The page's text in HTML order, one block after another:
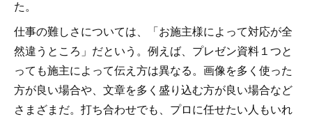
た。
仕事の難しさについては、「お施主様によって対応が全
然違うところ」だという。例えば、プレゼン資料１つと
っても施主によって伝え方は異なる。画像を多く使った
方が良い場合や、文章を多く盛り込む方が良い場合など
さまざまだ。打ち合わせでも、プロに任せたい人もいれ